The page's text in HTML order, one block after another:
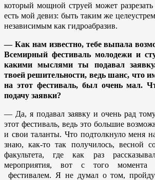
который мощной струей может
есть мой девиз: быть таким же
независимым как гидроабразив.
— Как нам известно, тебе выпала
Всемирный фестиваль молодежи и
какими мыслями ты подавал
твоей решительности, ведь шанс, что
на этот фестиваль, был очень мал.
подачу заявки?
— Да, я подавал заявку и очень рад
этот фестиваль, ведь это большие
и свои таланты. Что подтолкнуло меня
знаю, как-то так получилось, весной
факультета, где как раз
мероприятия, вот с того момента я
фестивалем. Я не думал о том,